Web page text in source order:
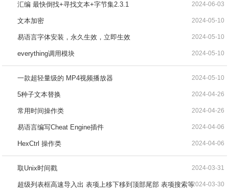
汇编 最快倒找+寻找文本+字节集2.3.1 2024-06-03
文本加密 2024-05-10
易语言字体安装，永久生效，立即生效 2024-05-10
everything调用模块 2024-05-10
一款超轻量级的 MP4视频播放器 2024-05-10
5种子文本替换 2024-04-26
常用时间操作类 2024-04-26
易语言编写Cheat Engine插件 2024-04-06
HexCtrl 操作类 2024-04-06
取Unix时间戳 2024-03-31
超级列表框高速导入出 表项上移下移到顶部尾部 表项搜索等2024-03-30